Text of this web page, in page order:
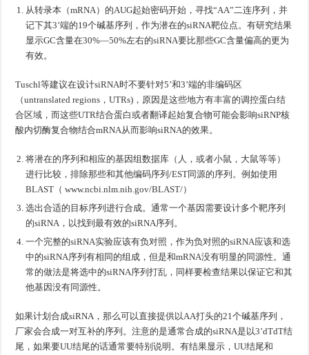
从转录本（mRNA）的AUG起始密码开始，寻找“AA”二连序列，并
记下其3’端的19个碱基序列，作为潜在的siRNA靶位点。有研究结果
显示GC含量在30%—50%左右的siRNA要比那些GC含量偏高的更为
有效。
Tuschl等建议在设计siRNA时不要针对5’和3’端的非编码区
（untranslated regions，UTRs)，原因是这些地方有丰富的调控蛋白结
合区域，而这些UTR结合蛋白或者翻译起始复合物可能会影响siRNP核
酸内切酶复合物结合mRNA从而影响siRNA的效果。
将潜在的序列和相应的基因组数据库（人，或者小鼠，大鼠等等）
进行比较，排除那些和其他编码序列/EST同源的序列。例如使用
BLAST（ www.ncbi.nlm.nih.gov/BLAST/）
选出合适的目标序列进行合成。通常一个基因需要设计多个靶序列
的siRNA，以找到最有效的siRNA序列。
一个完整的siRNA实验应该有负对照，作为负对照的siRNA应该和选
中的siRNA序列有相同的组成，但是和mRNA没有明显的同源性。通
常的做法是将选中的siRNA序列打乱，同样要检查结果以保证它和其
他基因没有同源性。
如果计划合成siRNA，那么可以直接提供以AA打头的21个碱基序列，
厂家会合成一对互补的序列。注意的是通常合成的siRNA是以3’dTdT结
尾，如果要UU结尾的话通常要特别说明。有结果显示，UU结尾和